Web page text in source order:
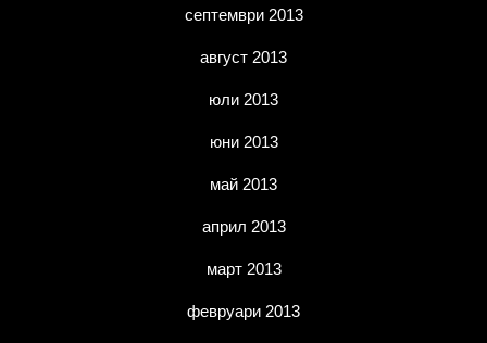
септември 2013
август 2013
юли 2013
юни 2013
май 2013
април 2013
март 2013
февруари 2013